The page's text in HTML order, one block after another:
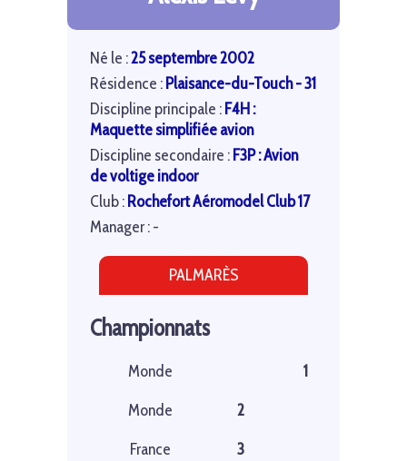
Né le :25 septembre 2002
Résidence :Plaisance-du-Touch - 31
Discipline principale :F4H :
Maquette simplifiée avion
Discipline secondaire :F3P : Avion
de voltige indoor
Club :Rochefort Aéromodel Club 17
Manager : -
PALMARÈS
Championnats
Monde
1
Monde
2
France
3